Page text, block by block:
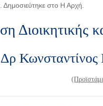
Δημοσιεύτηκε στο Η Αρχή.
Διοικητικής
Δρ Κωνσταντίνος